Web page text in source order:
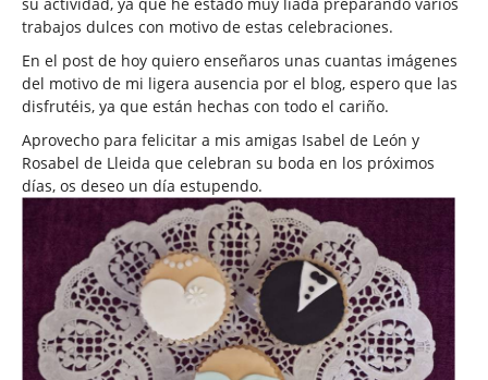
trabajos dulces con motivo de estas celebraciones.
En el post de hoy quiero enseñaros unas cuantas imágenes
del motivo de mi ligera ausencia por el blog, espero que las
disfrutéis, ya que están hechas con todo el cariño.
Aprovecho para felicitar a mis amigas Isabel de León y
Rosabel de Lleida que celebran su boda en los próximos
días, os deseo un día estupendo.